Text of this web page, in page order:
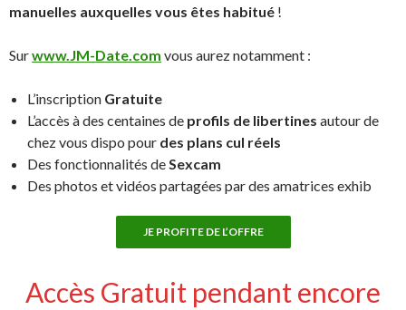
manuelles auxquelles vous êtes habitué !
Surwww.JM-Date.com vous aurez notamment :
L’inscription Gratuite
L’accès à des centaines de profils de libertines autour de
chez vous dispo pour des plans cul réels
Des fonctionnalités deSexcam
Des photos et vidéos partagées par des amatrices exhib
JE PROFITE DE L’OFFRE
Accès Gratuit pendant encore